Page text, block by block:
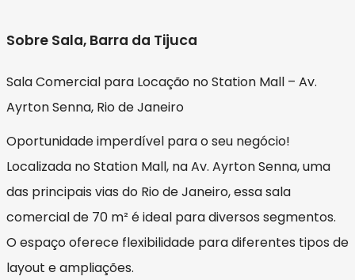
Sobre Sala, Barra da Tijuca
Sala Comercial para Locação no Station Mall – Av.
Ayrton Senna, Rio de Janeiro
Oportunidade imperdível para o seu negócio!
Localizada no Station Mall, na Av. Ayrton Senna, uma
das principais vias do Rio de Janeiro, essa sala
comercial de 70 m² é ideal para diversos segmentos.
O espaço oferece flexibilidade para diferentes tipos de
layout e ampliações.